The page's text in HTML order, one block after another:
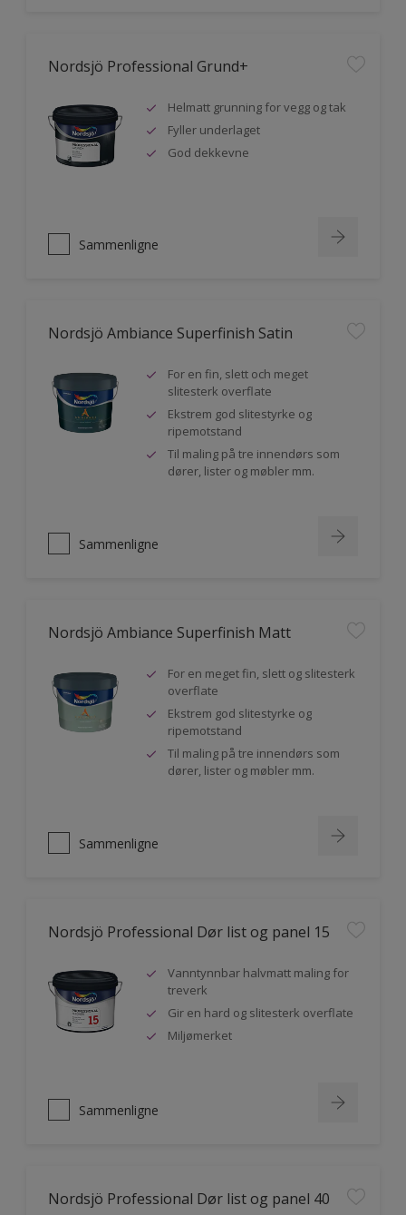
Nordsjö Professional Grund+
Helmatt grunning for vegg og tak
Fyller underlaget
God dekkevne
Sammenligne
Nordsjö Ambiance Superfinish Satin
For en fin, slett och meget
slitesterk overflate
Ekstrem god slitestyrke og
ripemotstand
Til maling på tre innendørs som
dører, lister og møbler mm.
Sammenligne
Nordsjö Ambiance Superfinish Matt
For en meget fin, slett og slitesterk
overflate
Ekstrem god slitestyrke og
ripemotstand
Til maling på tre innendørs som
dører, lister og møbler mm.
Sammenligne
Nordsjö Professional Dør list og panel 15
Vanntynnbar halvmatt maling for
treverk
Gir en hard og slitesterk overflate
Miljømerket
Sammenligne
Nordsjö Professional Dør list og panel 40